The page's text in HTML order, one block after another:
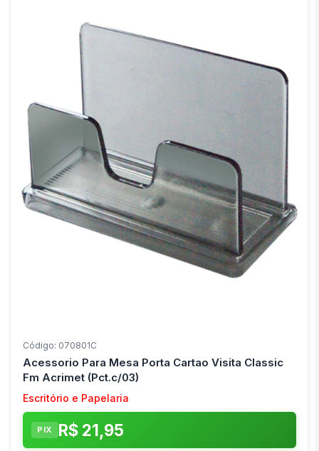
Código: 070801C
Acessorio Para Mesa Porta Cartao Visita Classic
Fm Acrimet (Pct.c/03)
Escritório e Papelaria
PIX R$ 21,95